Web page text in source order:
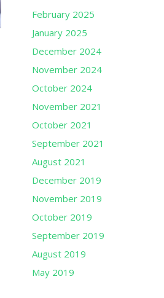
February 2025
January 2025
December 2024
November 2024
October 2024
November 2021
October 2021
September 2021
August 2021
December 2019
November 2019
October 2019
September 2019
August 2019
May 2019